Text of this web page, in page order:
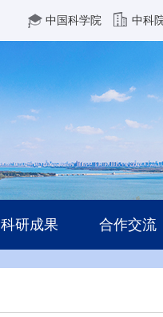
中国科学院 中科
科研成果 合作交流